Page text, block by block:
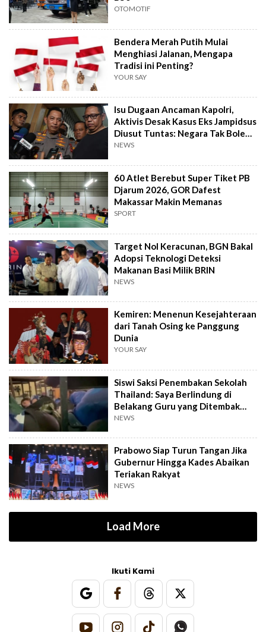
OTOMOTIF
Bendera Merah Putih Mulai
Menghiasi Jalanan, Mengapa
Tradisi ini Penting?
YOUR SAY
Isu Dugaan Ancaman Kapolri,
Aktivis Desak Kasus Eks Jampidsus
Diusut Tuntas: Negara Tak Boleh
Kalah
NEWS
60 Atlet Berebut Super Tiket PB
Djarum 2026, GOR Dafest
Makassar Makin Memanas
SPORT
Target Nol Keracunan, BGN Bakal
Adopsi Teknologi Deteksi
Makanan Basi Milik BRIN
NEWS
Kemiren: Menenun Kesejahteraan
dari Tanah Osing ke Panggung
Dunia
YOUR SAY
Siswi Saksi Penembakan Sekolah
Thailand: Saya Berlindung di
Belakang Guru yang Ditembak
Mati
NEWS
Prabowo Siap Turun Tangan Jika
Gubernur Hingga Kades Abaikan
Teriakan Rakyat
NEWS
Load More
Ikuti Kami